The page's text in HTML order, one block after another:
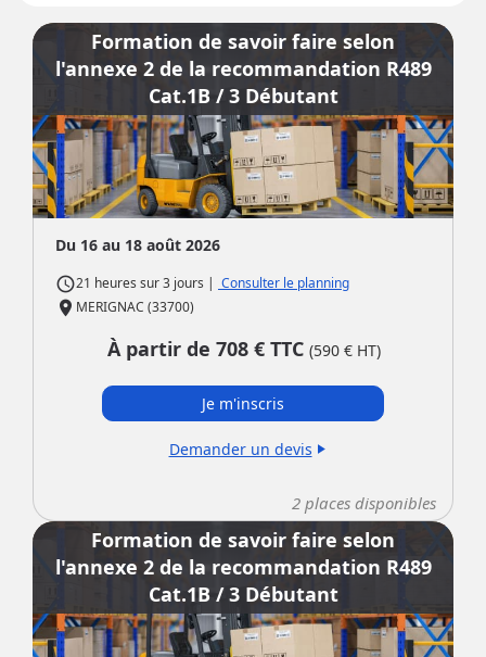
Formation de savoir faire selon
l'annexe 2 de la recommandation R489
Cat.1B / 3 Débutant
Du 16 au 18 août 2026
access_time21 heures sur3 jours | Consulter le planning
place MERIGNAC (33700)
À partir de 708 € TTC (590€ HT)
Je m'inscris
Demander un devis play_arrow
2 places disponibles
Formation de savoir faire selon
l'annexe 2 de la recommandation R489
Cat.1B / 3 Débutant